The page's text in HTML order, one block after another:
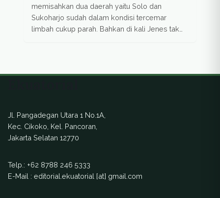
memisahkan dua daerah yaitu Solo dan
Sukoharjo sudah dalam kondisi tercemar
limbah cukup parah. Bahkan di kali Jenes tak
melakukan penelitian di sepanjang aliran
Jl. Pangadegan Utara 1 No.1A,
Kec. Cikoko, Kel. Pancoran,
Jakarta Selatan 12770
Telp.: +62 8788 246 5333
E-Mail : editorial.ekuatorial [at] gmail.com